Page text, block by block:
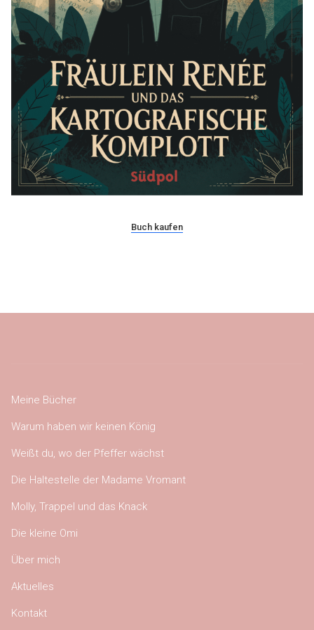
Buch kaufen
Meine Bücher
Warum haben wir keinen König
Weißt du, wo der Pfeffer wächst
Die Haltestelle der Madame Vromant
Molly, Trappel und das Knack
Die kleine Omi
Über mich
Aktuelles
Kontakt